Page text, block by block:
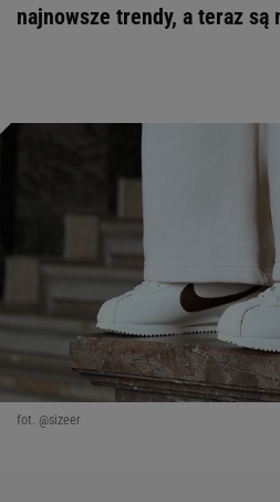
najnowsze trendy, a teraz są
fot. @sizeer